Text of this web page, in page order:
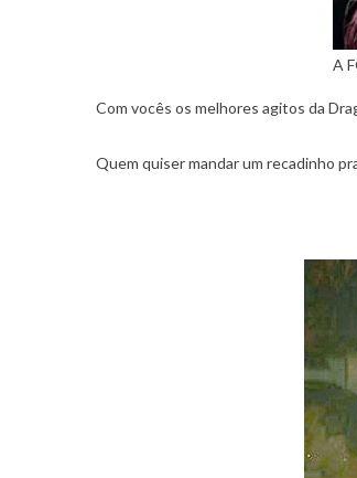
A
Com vocês os melhores agitos da
Quem quiser mandar um recadinho